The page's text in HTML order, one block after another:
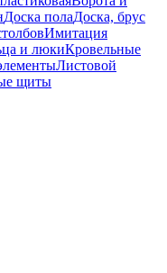
Доска полаДоска, брус
Имитация
и люкиКровельные
Листовой
щиты